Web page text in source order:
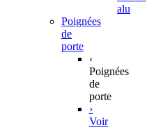
alu
Poignées
de
porte
‹
Poignées
de
porte
›
Voir